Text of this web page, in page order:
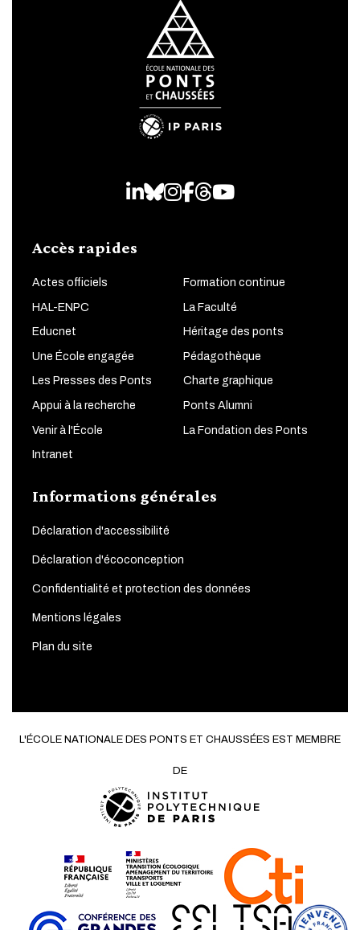
LinkedIn
Bluesky
Instagram
Facebook
Threads
Youtube
Accès rapides
Actes officiels Formation continue
HAL-ENPC La Faculté
Educnet Héritage des ponts
Une École engagée Pédagothèque
Les Presses des Ponts Charte graphique
Appui à la recherche Ponts Alumni
Venir à l'École La Fondation des Ponts
Intranet
Informations générales
Déclaration d'accessibilité
Déclaration d'écoconception
Confidentialité et protection des données
Mentions légales
Plan du site
L'ÉCOLE NATIONALE DES PONTS ET CHAUSSÉES EST MEMBRE
DE